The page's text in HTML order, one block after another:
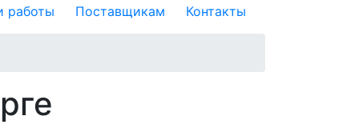
работы Поставщикам Контакты